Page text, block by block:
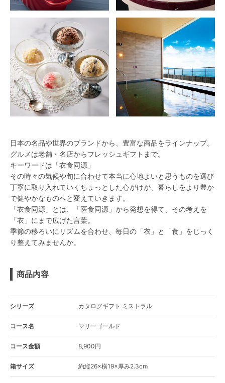
日本の名品や世界のブランドから、豊富な商品をラインナップ。
グルメは老舗・名店からフレッシュギフトまで。
キーワードは「衣食同源」
その時々の気候や旬に合わせて本当に心地よいと思うものを選び
丁寧に取り入れていくちょっとした心がけが、暮らしをより豊か
で健やかなものへと変えていきます。
「衣食同源」とは、「医食同源」から発想を得て、その考えを
「衣」にまで広げた言葉。
季節の移ろいにリズムを合わせ、毎日の「衣」と「食」をじっく
り整えてみませんか。
商品内容
シリーズ カタログギフト ミストラル
コース名 マリーゴールド
コース金額 8,900円
箱サイズ 約縦26×横19×厚み2.3cm